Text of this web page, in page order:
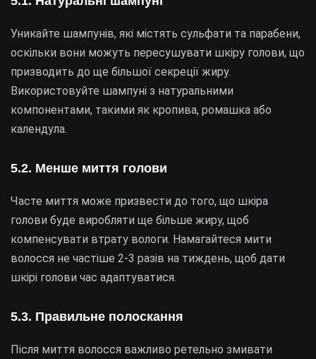
Уникайте шампунів, які містять сульфати та парабени,
оскільки вони можуть пересушувати шкіру голови, що
призводить до ще більшої секреції жиру.
Використовуйте шампуні з натуральними
компонентами, такими як кропива, ромашка або
календула.
5.2. Менше миття голови
Часте миття може призвести до того, що шкіра
голови буде виробляти ще більше жиру, щоб
компенсувати втрату вологи. Намагайтеся мити
волосся не частіше 2-3 разів на тиждень, щоб дати
шкірі голови час адаптуватися.
5.3. Правильне полоскання
Після миття волосся важливо ретельно змивати